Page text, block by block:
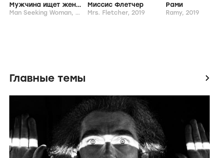
Мужчина ищет женщину
Man Seeking Woman,
2015-...
Миссис Флетчер
Mrs. Fletcher, 2019
Рами
Ramy, 2019
Главные темы icon